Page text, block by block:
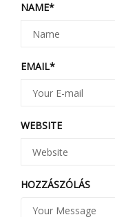
NAME*
EMAIL*
WEBSITE
HOZZÁSZÓLÁS